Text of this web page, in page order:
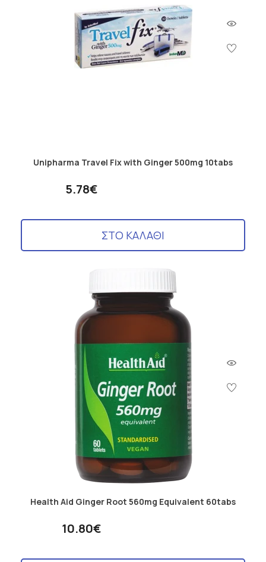
Unipharma Travel Fix with Ginger 500mg 10tabs
5.78€
ΣΤΟ ΚΑΛΑΘΙ
Health Aid Ginger Root 560mg Equivalent 60tabs
10.80€